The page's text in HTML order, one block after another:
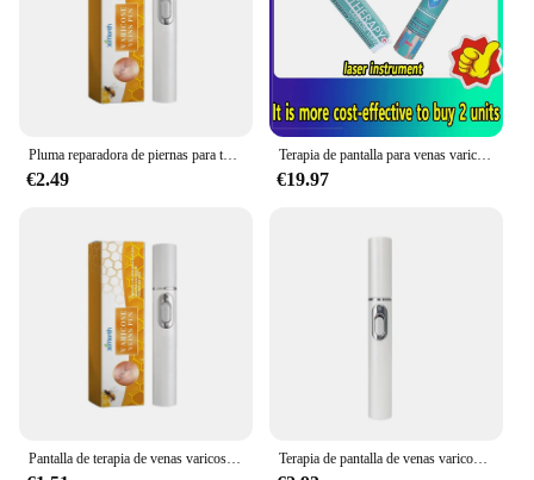
€2.49
Terapia de pantalla para venas varicosas, alivio efectivo de la vasculitis dilatada en las piernas, flebitis, mejora la circulación sanguínea
€19.97
Terapia de pantalla de venas varicosas, mejora efectiva de la circulación sanguínea, alivio de la Vasculitis dilatada en las piernas, flebitis